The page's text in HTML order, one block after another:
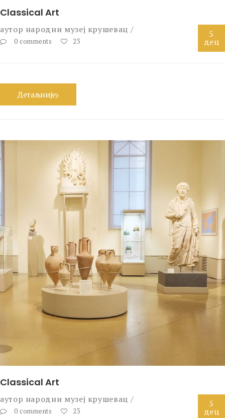
Classical Art
аутор народни музеј крушевац
0 comments 23
5
дец
Детаљније
Classical Art
аутор народни музеј крушевац
0 comments 23
5
дец